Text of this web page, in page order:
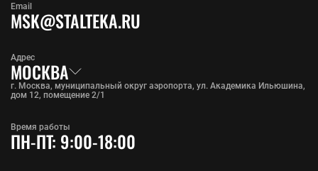
Адрес
МОСКВА
г. Москва, муниципальный округ аэропорта, ул. Академика Ильюшина,
дом 12, помещение 2/1
Email
MSK@STALTEKA.RU
Время работы
ПН-ПТ: 9:00-18:00